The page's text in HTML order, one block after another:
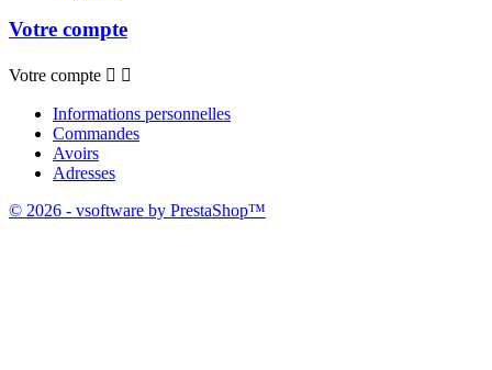
Votre compte
Votre compte  
Informations personnelles
Commandes
Avoirs
Adresses
© 2026 - vsoftware by PrestaShop™